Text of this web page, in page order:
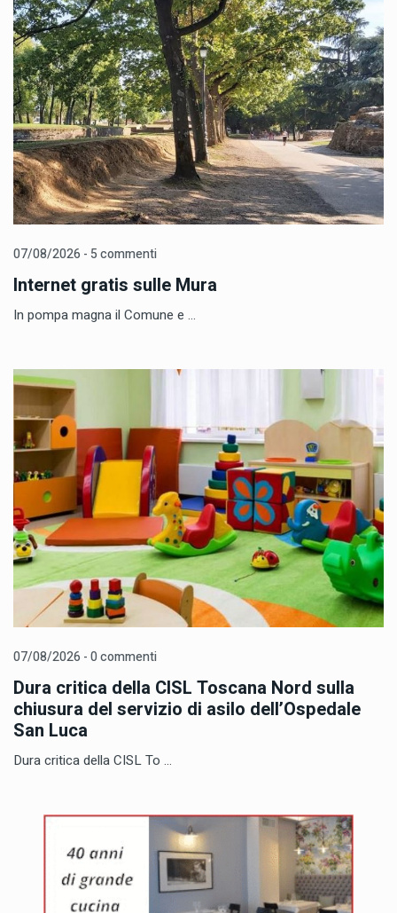
07/08/2026 - 5 commenti
Internet gratis sulle Mura
In pompa magna il Comune e ...
07/08/2026 - 0 commenti
Dura critica della CISL Toscana Nord sulla
chiusura del servizio di asilo dell’Ospedale
San Luca
Dura critica della CISL To ...